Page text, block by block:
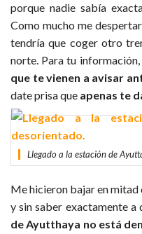
porque nadie sabía
Como mucho me
tendría que coger otro
norte. Para tu información,
que te vienen a avisar
date prisa que apenas te
Llegado a la estación de
Me hicieron bajar en mitad
y sin saber exactamente a
de Ayutthaya no está